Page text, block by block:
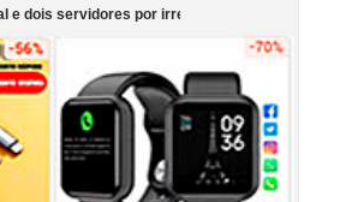
por irregularidades em licitações de obras
Morais em Cataguases “Monumento